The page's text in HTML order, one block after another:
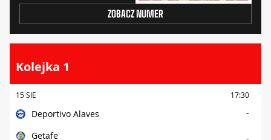
ZOBACZ NUMER
Kolejka 1
15 SIE 17:30
Deportivo Alaves
Getafe
-